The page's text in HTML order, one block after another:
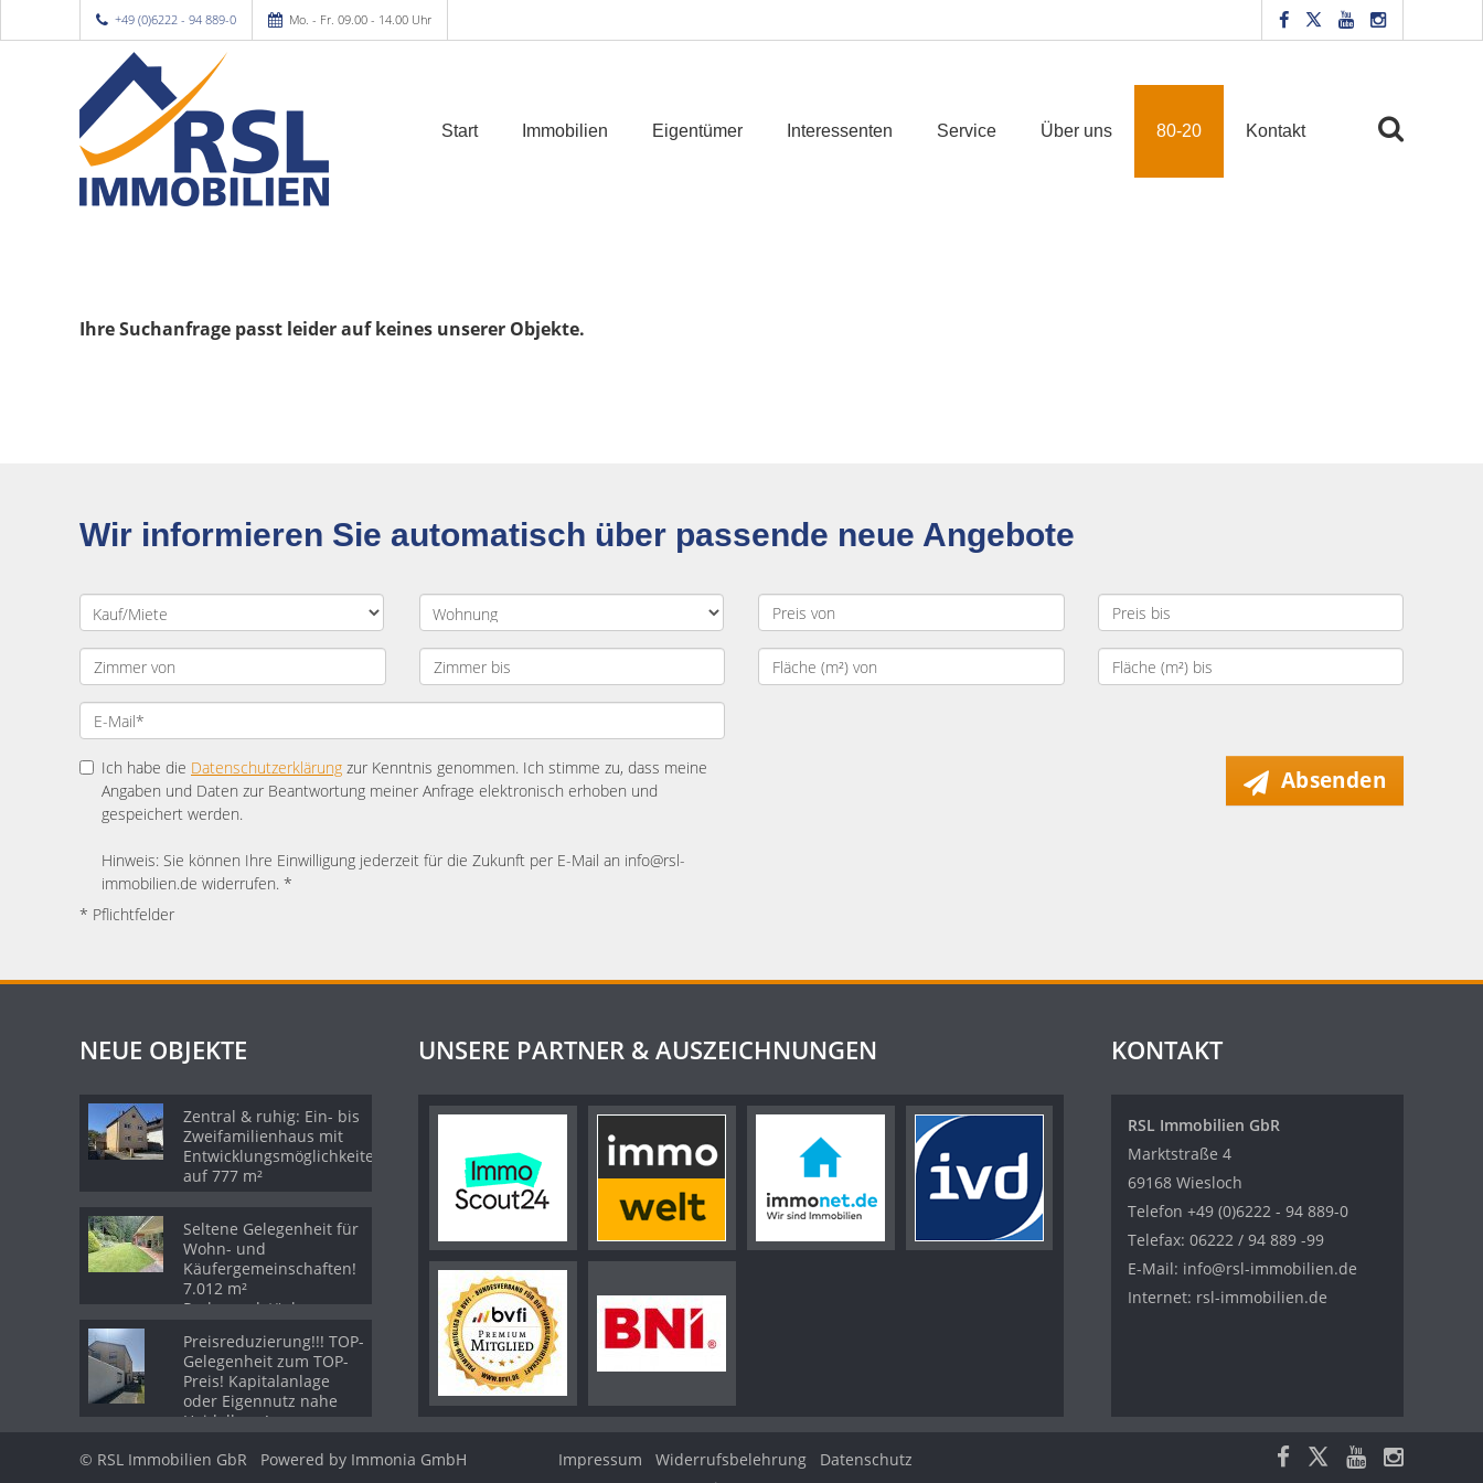
+49 (0)6222 - 94 889-0 Mo. - Fr. 09.00 - 14.00 Uhr
Start Immobilien Eigentümer Interessenten Service Über uns 80-20 Kontakt
Ihre Suchanfrage passt leider auf keines unserer Objekte.
Wir informieren Sie automatisch über passende neue Angebote
Ich habe die Datenschutzerklärung zur Kenntnis genommen. Ich stimme zu, dass meine
Angaben und Daten zur Beantwortung meiner Anfrage elektronisch erhoben und
gespeichert werden.
Hinweis: Sie können Ihre Einwilligung jederzeit für die Zukunft per E-Mail an info@rsl-
immobilien.de widerrufen. *
* Pflichtfelder
Absenden
NEUE OBJEKTE
Zentral & ruhig: Ein- bis
Zweifamilienhaus mit
Entwicklungsmöglichkeiten
auf 777 m²
Seltene Gelegenheit für
Wohn- und
Käufergemeinschaften!
7.012 m²
Parkgrundstück am
Preisreduzierung!!! TOP-
Gelegenheit zum TOP-
Preis! Kapitalanlage
oder Eigennutz nahe
Heidelberg!
UNSERE PARTNER & AUSZEICHNUNGEN KONTAKT
RSL Immobilien GbR
Marktstraße 4
69168 Wiesloch
Telefon +49 (0)6222 - 94 889-0
Telefax: 06222 / 94 889 -99
E-Mail: info@rsl-immobilien.de
Internet: rsl-immobilien.de
© RSL Immobilien GbR Powered by Immonia GmbH Impressum Widerrufsbelehrung
Datenschutz